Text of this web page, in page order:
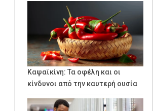
Καψαϊκίνη: Τα οφέλη και οι
κίνδυνοι από την καυτερή ουσία